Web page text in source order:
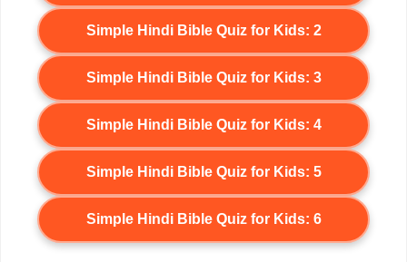
Simple Hindi Bible Quiz for Kids: 2
Simple Hindi Bible Quiz for Kids: 3
Simple Hindi Bible Quiz for Kids: 4
Simple Hindi Bible Quiz for Kids: 5
Simple Hindi Bible Quiz for Kids: 6